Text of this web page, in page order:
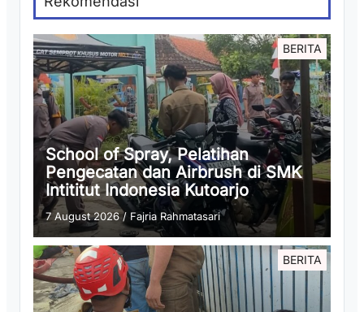
BERITA
School of Spray, Pelatihan
Pengecatan dan Airbrush di SMK
Intititut Indonesia Kutoarjo
7 August 2026/ Fajria Rahmatasari
BERITA